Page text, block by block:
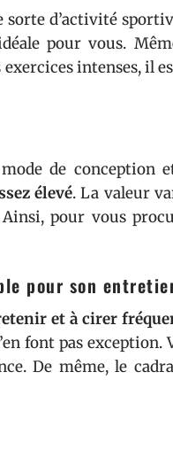
d’activité
pour vous.
exercices intenses, il
de conception
élevé. La valeur
pour vous
pour son
et à cirer
font pas exception.
De même, le